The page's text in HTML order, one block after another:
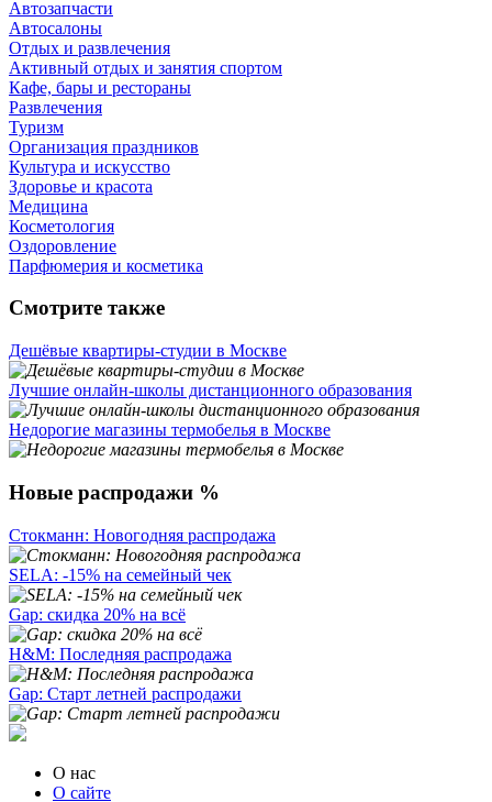
Автозапчасти
Автосалоны
Отдых и развлечения
Активный отдых и занятия спортом
Кафе, бары и рестораны
Развлечения
Туризм
Организация праздников
Культура и искусство
Здоровье и красота
Медицина
Косметология
Оздоровление
Парфюмерия и косметика
Смотрите также
Дешёвые квартиры-студии в Москве
Лучшие онлайн-школы дистанционного образования
Недорогие магазины термобелья в Москве
Новые распродажи %
Стокманн: Новогодняя распродажа
SELA: -15% на семейный чек
Gap: скидка 20% на всё
H&M: Последняя распродажа
Gap: Старт летней распродажи
О нас
О сайте